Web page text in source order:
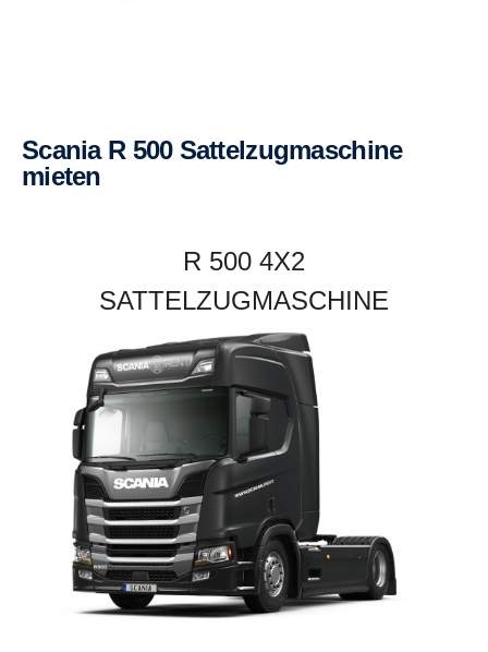
Scania R 500 Sattel­zug­ma­schine
mieten
R 500 4X2
SATTELZUGMASCHINE